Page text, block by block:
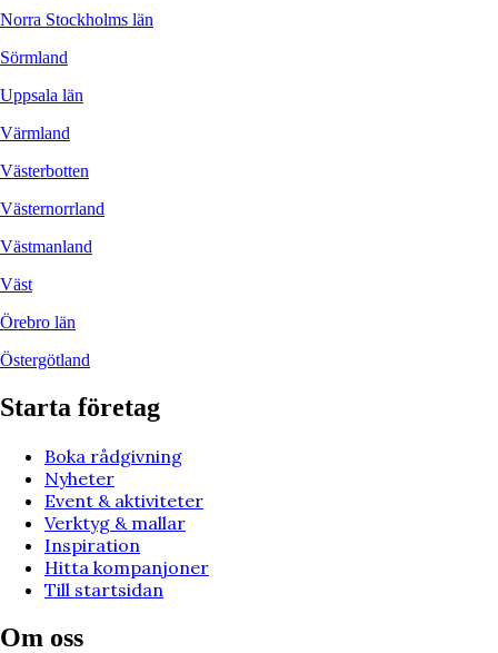
Norra Stockholms län
Sörmland
Uppsala län
Värmland
Västerbotten
Västernorrland
Västmanland
Väst
Örebro län
Östergötland
Starta företag
Boka rådgivning
Nyheter
Event & aktiviteter
Verktyg & mallar
Inspiration
Hitta kompanjoner
Till startsidan
Om oss